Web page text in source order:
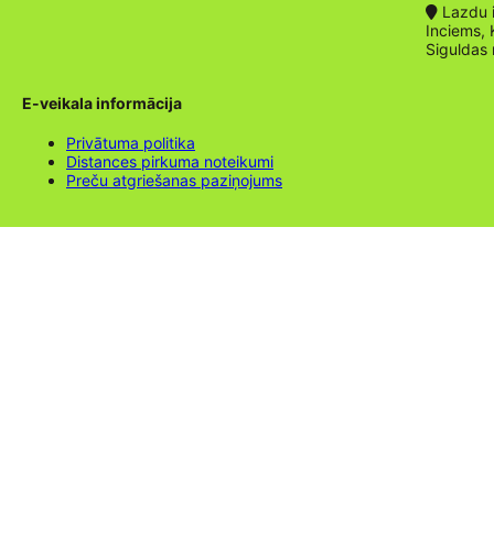
Lazdu
Inciems,
Siguldas
E-veikala informācija
Privātuma politika
Distances pirkuma noteikumi
Preču atgriešanas paziņojums